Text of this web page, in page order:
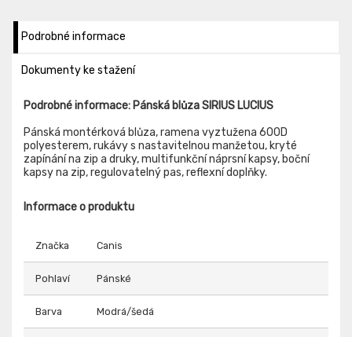
Podrobné informace
Dokumenty ke stažení
Podrobné informace: Pánská blůza SIRIUS LUCIUS
Pánská montérková blůza, ramena vyztužena 600D
polyesterem, rukávy s nastavitelnou manžetou, kryté
zapínání na zip a druky, multifunkční náprsní kapsy, boční
kapsy na zip, regulovatelný pas, reflexní doplňky.
Informace o produktu
Značka Canis
Pohlaví Pánské
Barva Modrá/šedá